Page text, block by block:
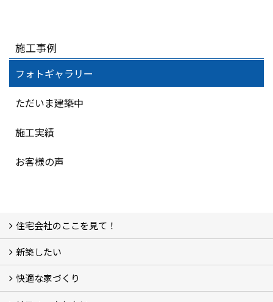
施工事例
フォトギャラリー
ただいま建築中
施工実績
お客様の声
住宅会社のここを見て！
家づくりをはじめる前に
施主をラクさせる会社とは？
理想の家を建てるには？
新築したい
こだわり
大伸の家づくり体制
地熱＆太陽光の家
家づくりスケジュール
アフター・保証体制
快適な家づくり